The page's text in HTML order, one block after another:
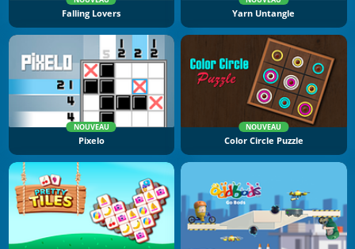
Falling Lovers Yarn Untangle
NOUVEAU
Pixelo
NOUVEAU
Color Circle Puzzle